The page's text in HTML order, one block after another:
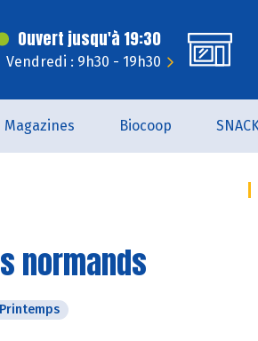
Ouvert jusqu'à 19:30
Vendredi : 9h30 - 19h30
Magazines Biocoop
normands
Printemps